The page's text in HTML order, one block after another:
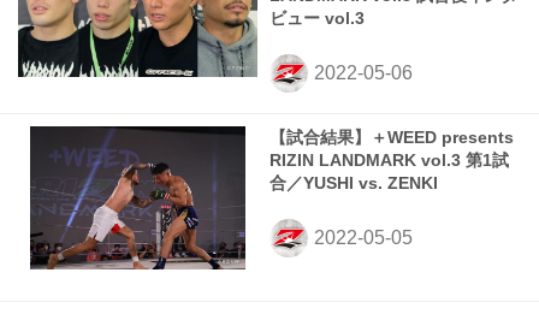
ビュー vol.3
【試合結果】＋WEED presents
RIZIN LANDMARK vol.3 第1試
合／YUSHI vs. ZENKI